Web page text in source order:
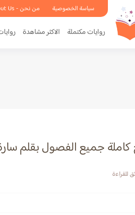
سياسة الخصوصية من نحن - About Us
روايات مكتملة الاكثر مشاهدة
جميع الفصول بقلم